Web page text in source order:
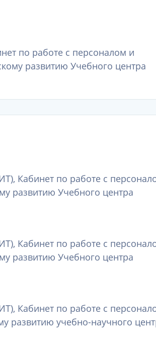
по работе с персоналом и
развитию Учебного центра
Кабинет по работе с
развитию Учебного центра
Кабинет по работе с
развитию Учебного центра
Кабинет по работе с
развитию учебно-научного